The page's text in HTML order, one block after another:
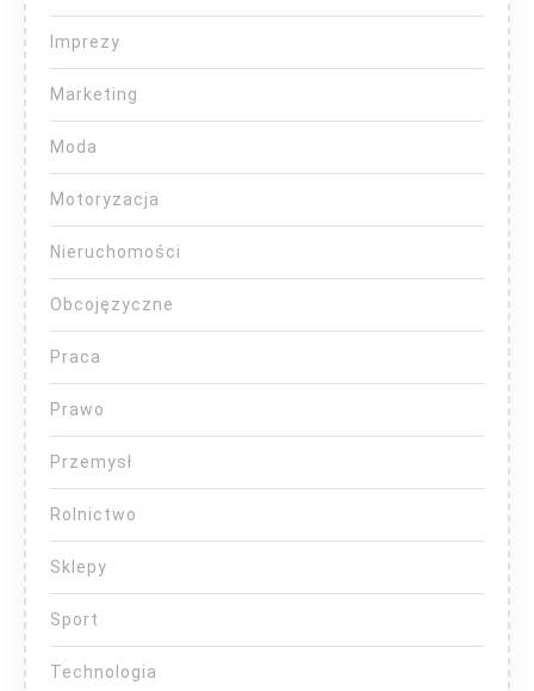
Imprezy
Marketing
Moda
Motoryzacja
Nieruchomości
Obcojęzyczne
Praca
Prawo
Przemysł
Rolnictwo
Sklepy
Sport
Technologia